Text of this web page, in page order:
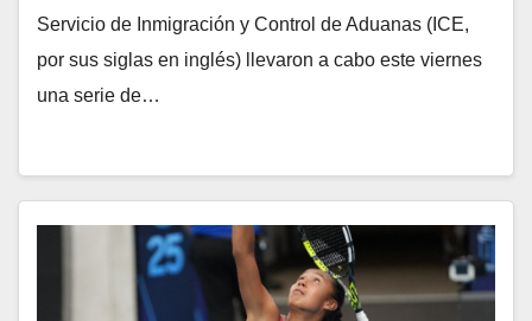
Servicio de Inmigración y Control de Aduanas (ICE,
por sus siglas en inglés) llevaron a cabo este viernes
una serie de…